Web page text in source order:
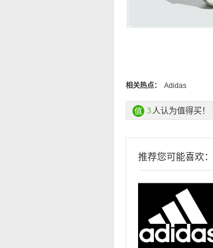
相关热点： Adidas
3 人认为值得买！
推荐您可能喜欢：